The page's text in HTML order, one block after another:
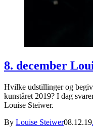
8. december
Hvilke udstillinger og
kunståret 2019? I dag
Louise Steiwer.
By Louise Steiwer08.12.19